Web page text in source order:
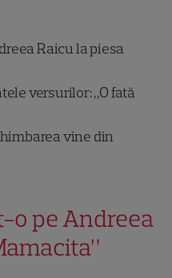
Raicu la piesa
versurilor: „O fată
vine din
o pe Andreea